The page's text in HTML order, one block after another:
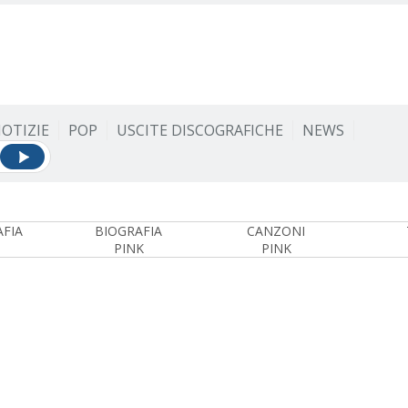
POP USCITE DISCOGRAFICHE NEWS
BIOGRAFIA
PINK
CANZONI
PINK